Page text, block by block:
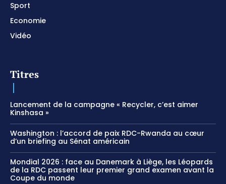
Sport
Economie
Vidéo
Titres
Lancement de la campagne « Recycler, c’est aimer
Kinshasa »
Washington : l’accord de paix RDC-Rwanda au cœur
d’un briefing au Sénat américain
Mondial 2026 : face au Danemark à Liège, les Léopards
de la RDC passent leur premier grand examen avant la
Coupe du monde